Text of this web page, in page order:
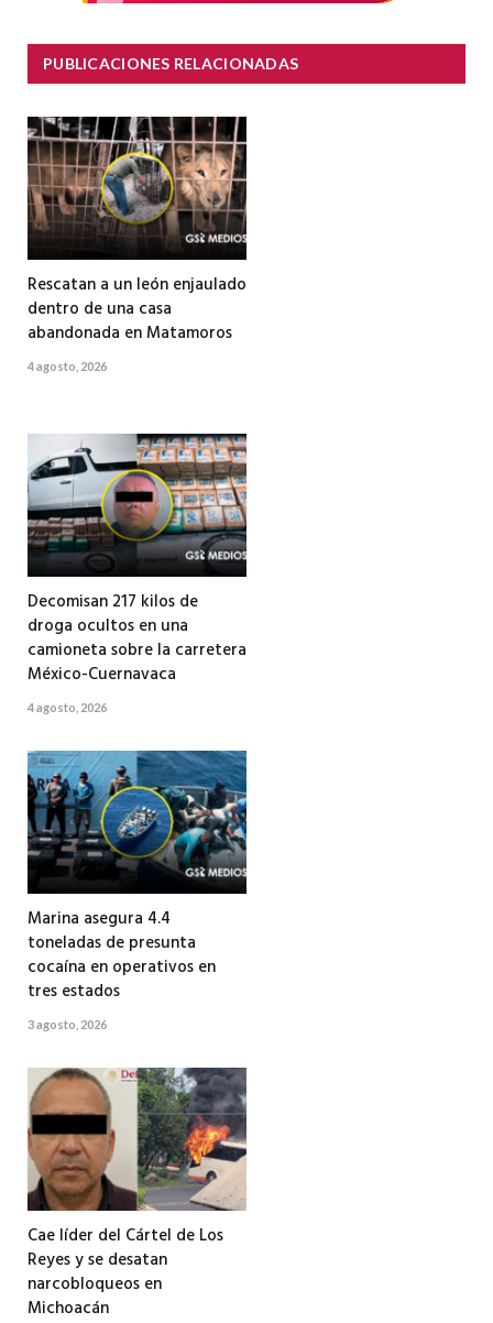
PUBLICACIONES RELACIONADAS
Rescatan a un león enjaulado
dentro de una casa
abandonada en Matamoros
4 agosto, 2026
Decomisan 217 kilos de
droga ocultos en una
camioneta sobre la carretera
México-Cuernavaca
4 agosto, 2026
Marina asegura 4.4
toneladas de presunta
cocaína en operativos en
tres estados
3 agosto, 2026
Cae líder del Cártel de Los
Reyes y se desatan
narcobloqueos en
Michoacán